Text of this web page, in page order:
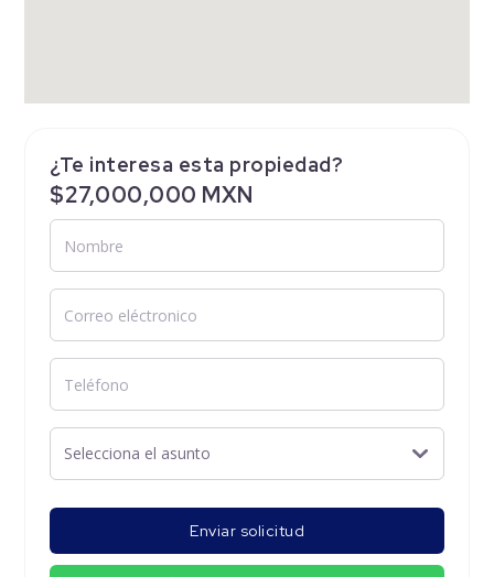
¿Te interesa esta propiedad?
$27,000,000 MXN
Enviar solicitud